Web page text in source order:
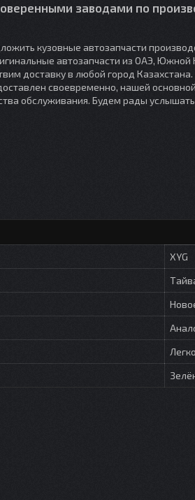
заводами по
кузовные автозапчасти
оригинальные автозапчасти из ОАЭ,
доставку в любой город
своевременно, нашей
обслуживания. Будем рады
XYG